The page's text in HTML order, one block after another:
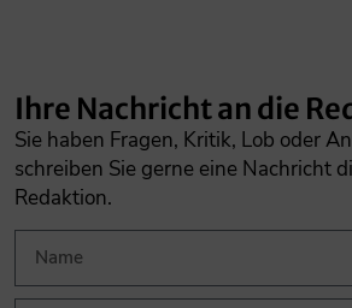
Ihre Nachricht an die
Sie haben Fragen, Kritik, Lob oder
schreiben Sie gerne eine Nachricht
Redaktion.